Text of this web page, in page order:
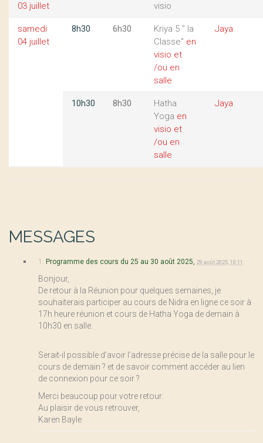
03 juillet
visio
samedi
04 juillet
8h30 6h30
Kriya 5 " la
Classe" en
visio et
/ou en
salle
Jaya
10h30 8h30
Hatha
Yoga en
visio et
/ou en
salle
Jaya
MESSAGES
1. Programme des cours du 25 au 30 août 2025, 29 août 2025, 10:11
Bonjour,
De retour à la Réunion pour quelques semaines, je
souhaiterais participer au cours de Nidra en ligne ce soir à
17h heure réunion et cours de Hatha Yoga de demain à
10h30 en salle.
Serait-il possible d’avoir l’adresse précise de la salle pour le
cours de demain ? et de savoir comment accéder au lien
de connexion pour ce soir ?
Merci beaucoup pour votre retour.
Au plaisir de vous retrouver,
Karen Bayle